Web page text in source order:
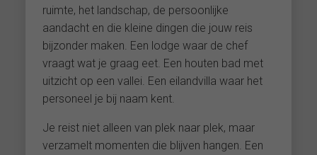
ruimte, het landschap, de persoonlijke
aandacht en die kleine dingen die jouw reis
bijzonder maken. Een lodge waar de chef
vraagt wat je graag eet. Een houten bad met
uitzicht op een vallei. Een eilandvilla waar het
personeel je bij naam kent.
Je reist niet alleen van plek naar plek, maar
verzamelt momenten die blijven hangen. Een